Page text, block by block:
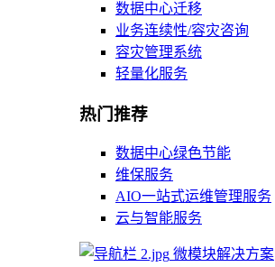
数据中心迁移
业务连续性/容灾咨询
容灾管理系统
轻量化服务
热门推荐
数据中心绿色节能
维保服务
AIO一站式运维管理服务
云与智能服务
微模块解决方案